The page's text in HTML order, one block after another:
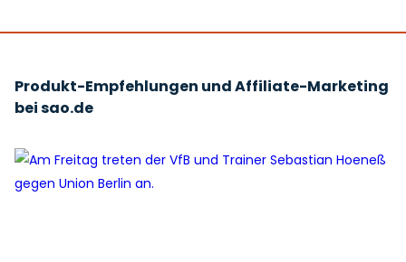
Produkt-Empfehlungen und Affiliate-Marketing
bei sao.de